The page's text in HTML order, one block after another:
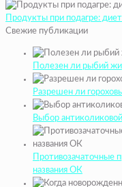
Продукты при подагре:
Свежие публикации
Полезен ли рыбий
Разрешен ли
Выбор
Противозачаточные
названия ОК